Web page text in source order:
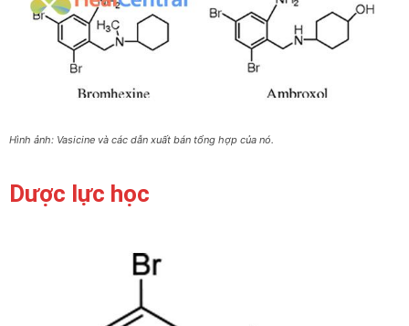
Hình ảnh: Vasicine và các dẫn xuất bán tổng hợp của nó.
Dược lực học